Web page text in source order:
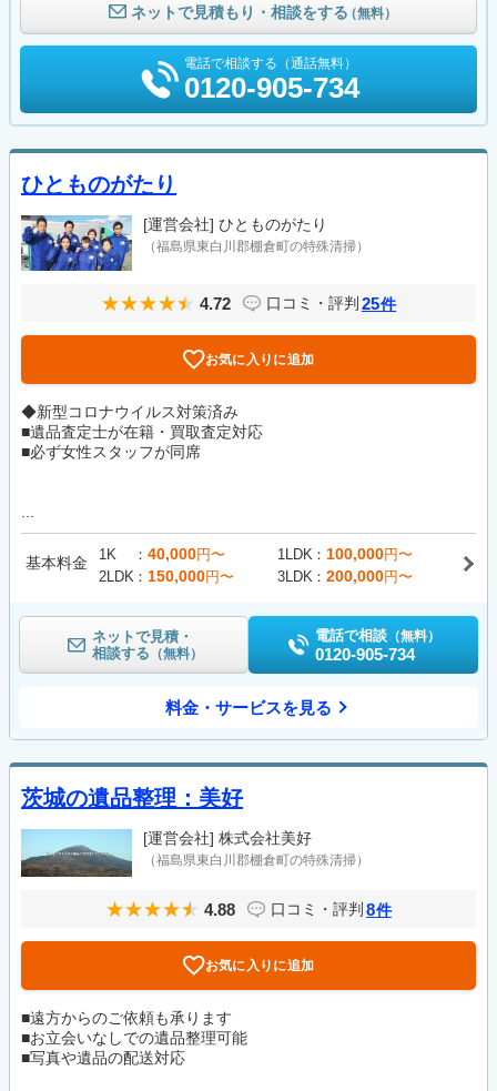
ネットで見積もり・相談をする（無料）
電話で相談する（通話無料）
0120-905-734
ひとものがたり
[運営会社] ひとものがたり
（福島県東白川郡棚倉町の特殊清掃）
4.72 口コミ・評判 25件
お気に入りに追加
◆新型コロナウイルス対策済み
■遺品査定士が在籍・買取査定対応
■必ず女性スタッフが同席
...
基本料金 1K 40,000円〜 1LDK 100,000円〜
2LDK
150,000円〜 3LDK 200,000円〜
ネットで見積・
相談する （無料）
電話で相談 （無料）
0120-905-734
料金・サービスを見る
茨城の遺品整理：美好
[運営会社] 株式会社美好
（福島県東白川郡棚倉町の特殊清掃）
4.88 口コミ・評判 8件
お気に入りに追加
■遠方からのご依頼も承ります
■お立会いなしでの遺品整理可能
■写真や遺品の配送対応